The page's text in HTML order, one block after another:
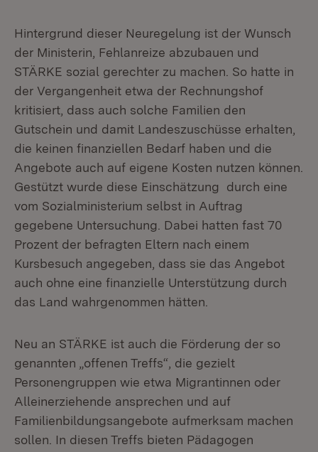
Hintergrund dieser Neuregelung ist der Wunsch
der Ministerin, Fehlanreize abzubauen und
STÄRKE sozial gerechter zu machen. So hatte in
der Vergangenheit etwa der Rechnungshof
kritisiert, dass auch solche Familien den
Gutschein und damit Landeszuschüsse erhalten,
die keinen finanziellen Bedarf haben und die
Angebote auch auf eigene Kosten nutzen können.
Gestützt wurde diese Einschätzung durch eine
vom Sozialministerium selbst in Auftrag
gegebene Untersuchung. Dabei hatten fast 70
Prozent der befragten Eltern nach einem
Kursbesuch angegeben, dass sie das Angebot
auch ohne eine finanzielle Unterstützung durch
das Land wahrgenommen hätten.
Neu an STÄRKE ist auch die Förderung der so
genannten „offenen Treffs“, die gezielt
Personengruppen wie etwa Migrantinnen oder
Alleinerziehende ansprechen und auf
Familienbildungsangebote aufmerksam machen
sollen. In diesen Treffs bieten Pädagogen